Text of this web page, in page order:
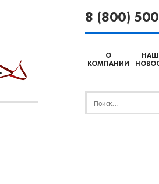
8 (800)
О
КОМПАНИИ